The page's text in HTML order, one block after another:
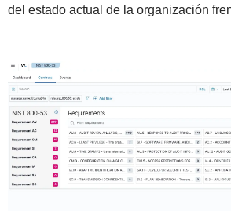
del estado actual de la organización